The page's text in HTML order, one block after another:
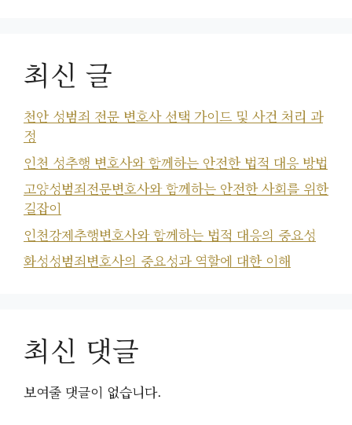
최신 글
천안 성범죄 전문 변호사 선택 가이드 및 사건 처리 과
정
인천 성추행 변호사와 함께하는 안전한 법적 대응 방법
고양성범죄전문변호사와 함께하는 안전한 사회를 위한
길잡이
인천강제추행변호사와 함께하는 법적 대응의 중요성
화성성범죄변호사의 중요성과 역할에 대한 이해
최신 댓글
보여줄 댓글이 없습니다.